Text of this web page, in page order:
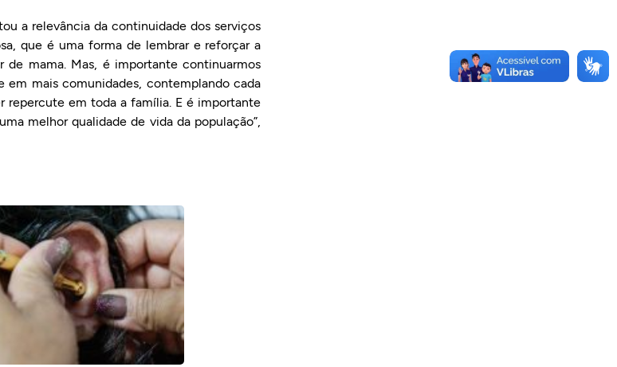
a relevância da continuidade dos serviços
que é uma forma de lembrar e reforçar a
mama. Mas, é importante continuarmos
mais comunidades, contemplando cada
repercute em toda a família. E é importante
melhor qualidade de vida da população”,